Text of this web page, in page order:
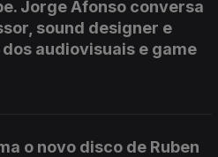
Jorge Afonso conversa
sound designer e
audiovisuais e game
o novo disco de Ruben